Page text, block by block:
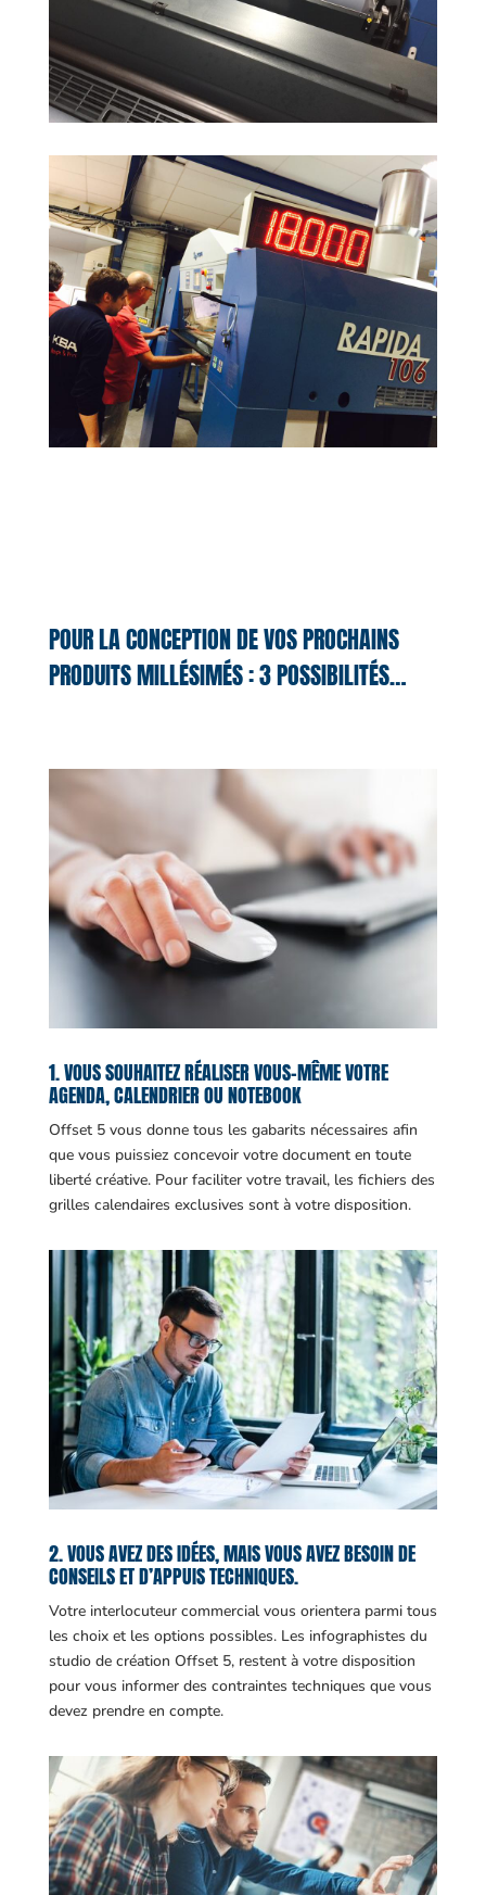
POUR LA CONCEPTION DE VOS PROCHAINS
PRODUITS MILLÉSIMÉS : 3 POSSIBILITÉS…
1. VOUS SOUHAITEZ RÉALISER VOUS-MÊME VOTRE
AGENDA, CALENDRIER OU NOTEBOOK
Offset 5 vous donne tous les gabarits nécessaires afin
que vous puissiez concevoir votre document en toute
liberté créative. Pour faciliter votre travail, les fichiers des
grilles calendaires exclusives sont à votre disposition.
2. VOUS AVEZ DES IDÉES, MAIS VOUS AVEZ BESOIN DE
CONSEILS ET D’APPUIS TECHNIQUES.
Votre interlocuteur commercial vous orientera parmi tous
les choix et les options possibles. Les infographistes du
studio de création Offset 5, restent à votre disposition
pour vous informer des contraintes techniques que vous
devez prendre en compte.